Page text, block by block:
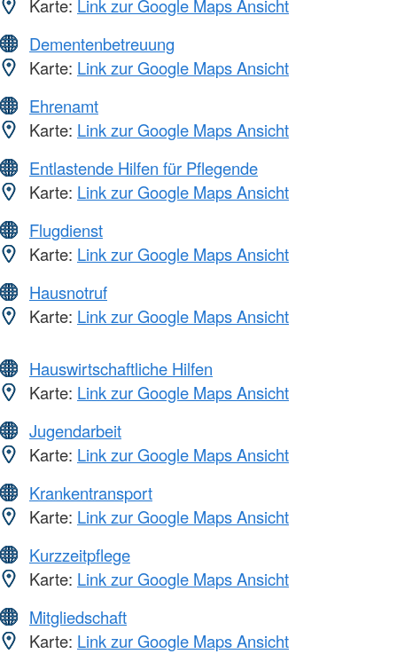
Karte: Link zur Google Maps Ansicht
Dementenbetreuung
Karte: Link zur Google Maps Ansicht
Ehrenamt
Karte: Link zur Google Maps Ansicht
Entlastende Hilfen für Pflegende
Karte: Link zur Google Maps Ansicht
Flugdienst
Karte: Link zur Google Maps Ansicht
Hausnotruf
Karte: Link zur Google Maps Ansicht
Hauswirtschaftliche Hilfen
Karte: Link zur Google Maps Ansicht
Jugendarbeit
Karte: Link zur Google Maps Ansicht
Krankentransport
Karte: Link zur Google Maps Ansicht
Kurzzeitpflege
Karte: Link zur Google Maps Ansicht
Mitgliedschaft
Karte: Link zur Google Maps Ansicht